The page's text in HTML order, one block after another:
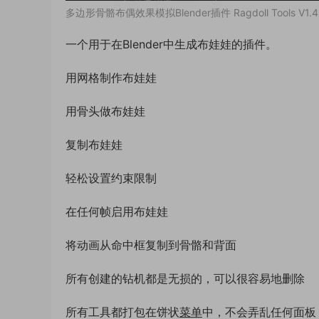
多边形骨骼布偶效果模拟Blender插件 Ragdoll Tools
一个用于在Blender中生成布娃娃的插件。
用网格制作布娃娃
用骨头做布娃娃
复制布娃娃
轻松设置约束限制
在任何帧启用布娃娃
将动画从命中框复制到骨骼和背面
所有创建的钻机都是无损的，可以很容易地删除
所有工具都打包在饼状菜单中，不会弄乱任何面板